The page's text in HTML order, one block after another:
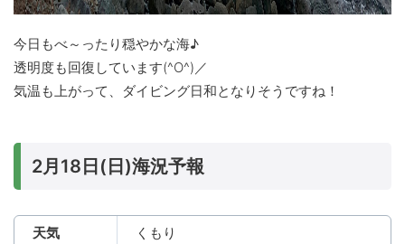
今日もべ～ったり穏やかな海♪
透明度も回復しています(^O^)／
気温も上がって、ダイビング日和となりそうですね！
2月18日(日)海況予報
天気 くもり